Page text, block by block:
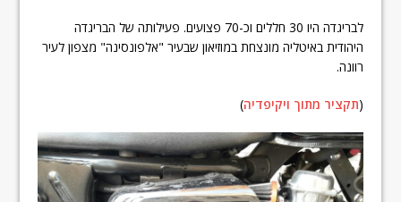
לבריגדה היו 30 חללים וכ-70 פצועים‏. פעילותה של הבריגדה
היהודית באיטליה מונצחת במוזיאון שבעיר "אלפונסינה" מצפון לעיר
רוונה.
(תקציר מתוך ויקיפדיה)